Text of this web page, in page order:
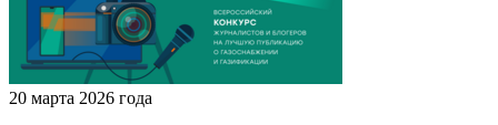
20 марта 2026 года